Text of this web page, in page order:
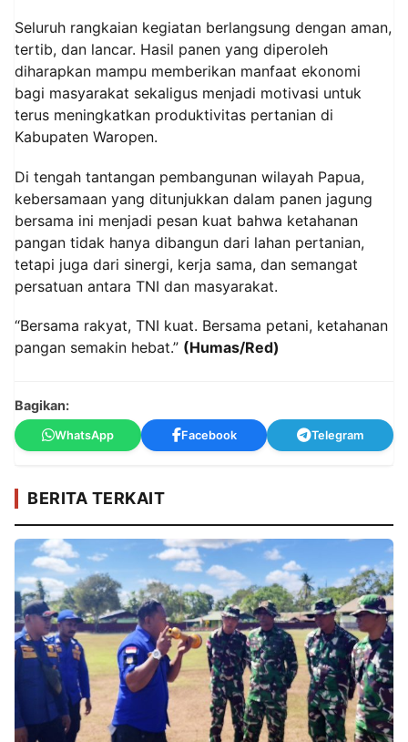
Seluruh rangkaian kegiatan berlangsung dengan aman,
tertib, dan lancar. Hasil panen yang diperoleh
diharapkan mampu memberikan manfaat ekonomi
bagi masyarakat sekaligus menjadi motivasi untuk
terus meningkatkan produktivitas pertanian di
Kabupaten Waropen.
Di tengah tantangan pembangunan wilayah Papua,
kebersamaan yang ditunjukkan dalam panen jagung
bersama ini menjadi pesan kuat bahwa ketahanan
pangan tidak hanya dibangun dari lahan pertanian,
tetapi juga dari sinergi, kerja sama, dan semangat
persatuan antara TNI dan masyarakat.
“Bersama rakyat, TNI kuat. Bersama petani, ketahanan
pangan semakin hebat.” (Humas/Red)
Bagikan:
WhatsApp Facebook Telegram
BERITA TERKAIT